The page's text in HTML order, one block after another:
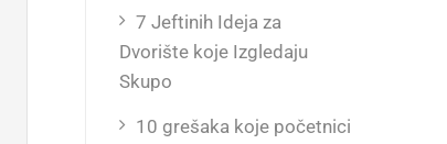
7 Jeftinih Ideja za
Dvorište koje Izgledaju
Skupo
10 grešaka koje početnici